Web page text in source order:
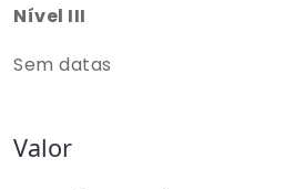
Nível III
Sem datas
Valor